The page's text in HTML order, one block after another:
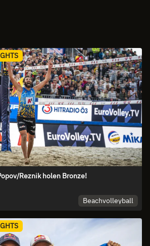
Reznik holen Bronze!
Beachvolleyball